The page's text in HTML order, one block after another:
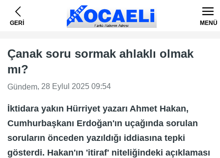
GERİ MENÜ
Çanak soru sormak ahlaklı olmak
mı?
Gündem, 28 Eylul 2025 09:54
İktidara yakın Hürriyet yazarı Ahmet Hakan,
Cumhurbaşkanı Erdoğan'ın uçağında sorulan
soruların önceden yazıldığı iddiasına tepki
gösterdi. Hakan'ın 'itiraf' niteliğindeki açıklaması